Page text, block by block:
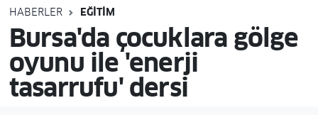
HABERLER EĞITIM
Bursa'da çocuklara gölge
oyunu ile 'enerji
tasarrufu' dersi
Tüm Manşetler
Son Dakika Haberleri
Haber Arşivi